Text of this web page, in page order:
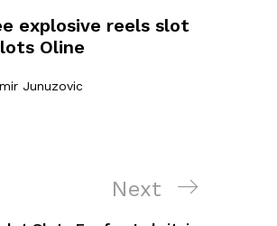
explosive reels slot
Oline
Junuzovic
Next
Next